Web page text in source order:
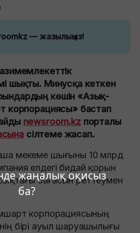
жаңалық оқисыз
ба?
— жазылыңыз!
шықты. Минусқа кеткен
көшін «Азық-
корпорациясы» бастап
newsroom.kzпорталы
сілтеме жасап.
мекеме шығыны 10 млрд
елдегі бидай қорын
бағасын реттеумен
корпорациясының
бірі ауыл шаруашылығы